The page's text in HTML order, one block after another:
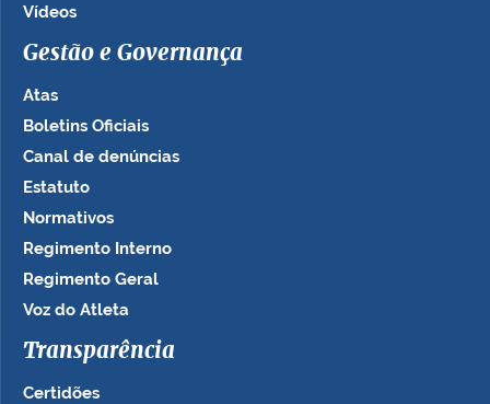
Vídeos
Gestão e Governança
Atas
Boletins Oficiais
Canal de denúncias
Estatuto
Normativos
Regimento Interno
Regimento Geral
Voz do Atleta
Transparência
Certidões